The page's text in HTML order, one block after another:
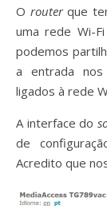
O routerque
uma rede Wi-
podemos
a entrada
ligados à rede
A interface do
de
Acredito que